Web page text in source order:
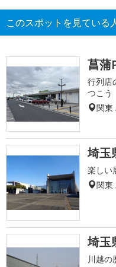
このスポットを見ている
菖蒲
行列店
つこう
関東
埼玉
楽しい
関東
埼玉
川越